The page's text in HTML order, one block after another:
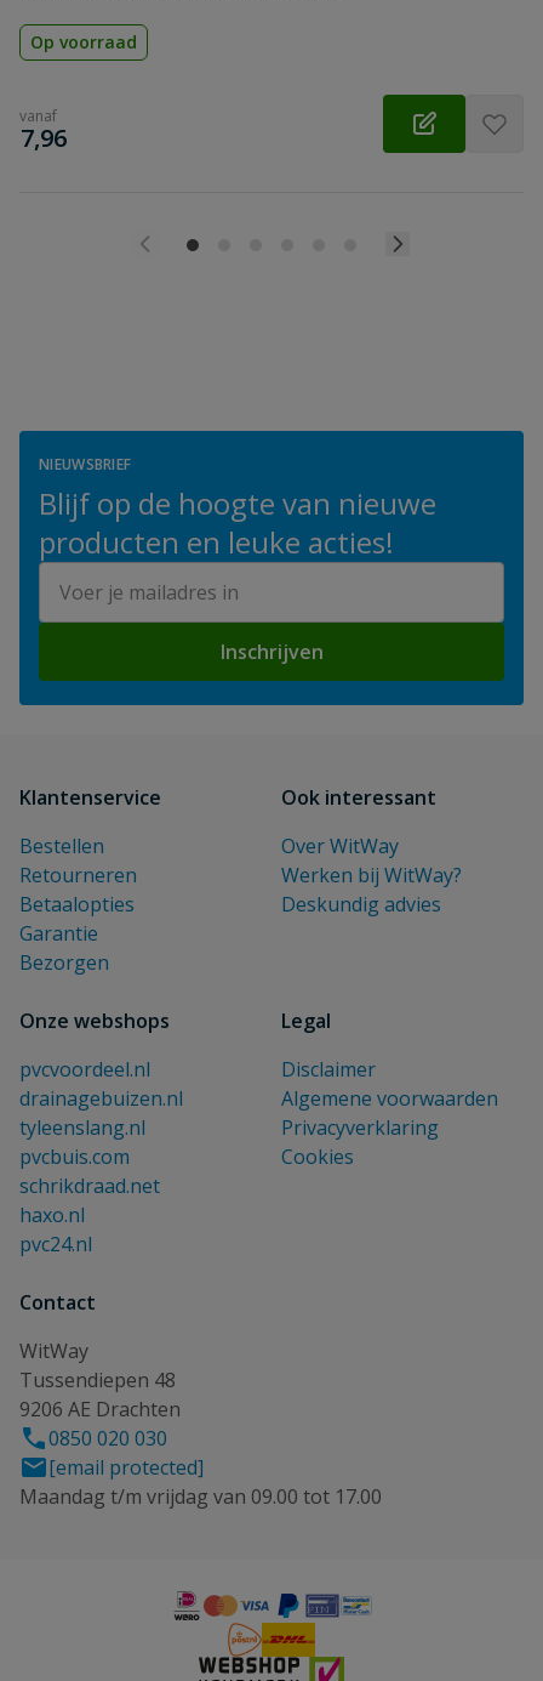
Op voorraad
vanaf
€
7,96
NIEUWSBRIEF
Blijf op de hoogte van nieuwe
producten en leuke acties!
Inschrijven
Klantenservice
Bestellen
Retourneren
Betaalopties
Garantie
Bezorgen
Ook interessant
Over WitWay
Werken bij WitWay?
Deskundig advies
Onze webshops
pvcvoordeel.nl
drainagebuizen.nl
tyleenslang.nl
pvcbuis.com
schrikdraad.net
haxo.nl
pvc24.nl
Legal
Disclaimer
Algemene voorwaarden
Privacyverklaring
Cookies
Contact
WitWay
Tussendiepen 48
9206 AE Drachten
0850 020 030
[email protected]
Maandag t/m vrijdag van 09.00 tot 17.00